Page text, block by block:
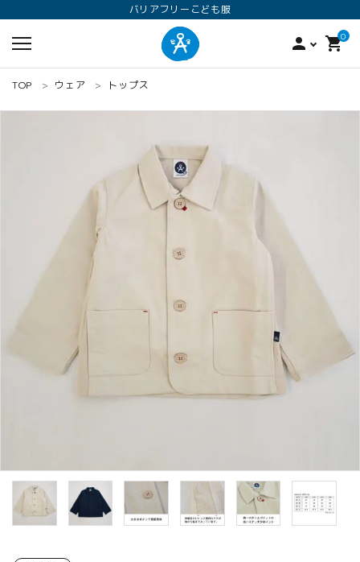
バリアフリーこども服
person 0
shopping_cart
ロンパース
商品カテゴリから選ぶ
meeting_room person
TOP ウェア トップス